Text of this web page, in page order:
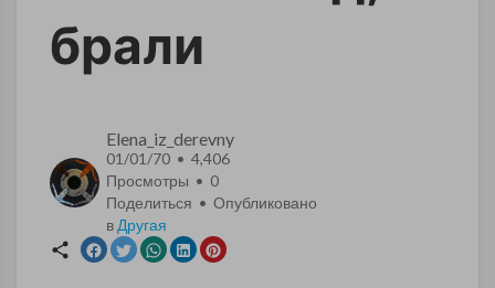
брали
Elena_iz_derevny
01/01/70 • 4,406
Просмотры • 0
Поделиться • Опубликовано
в Другая